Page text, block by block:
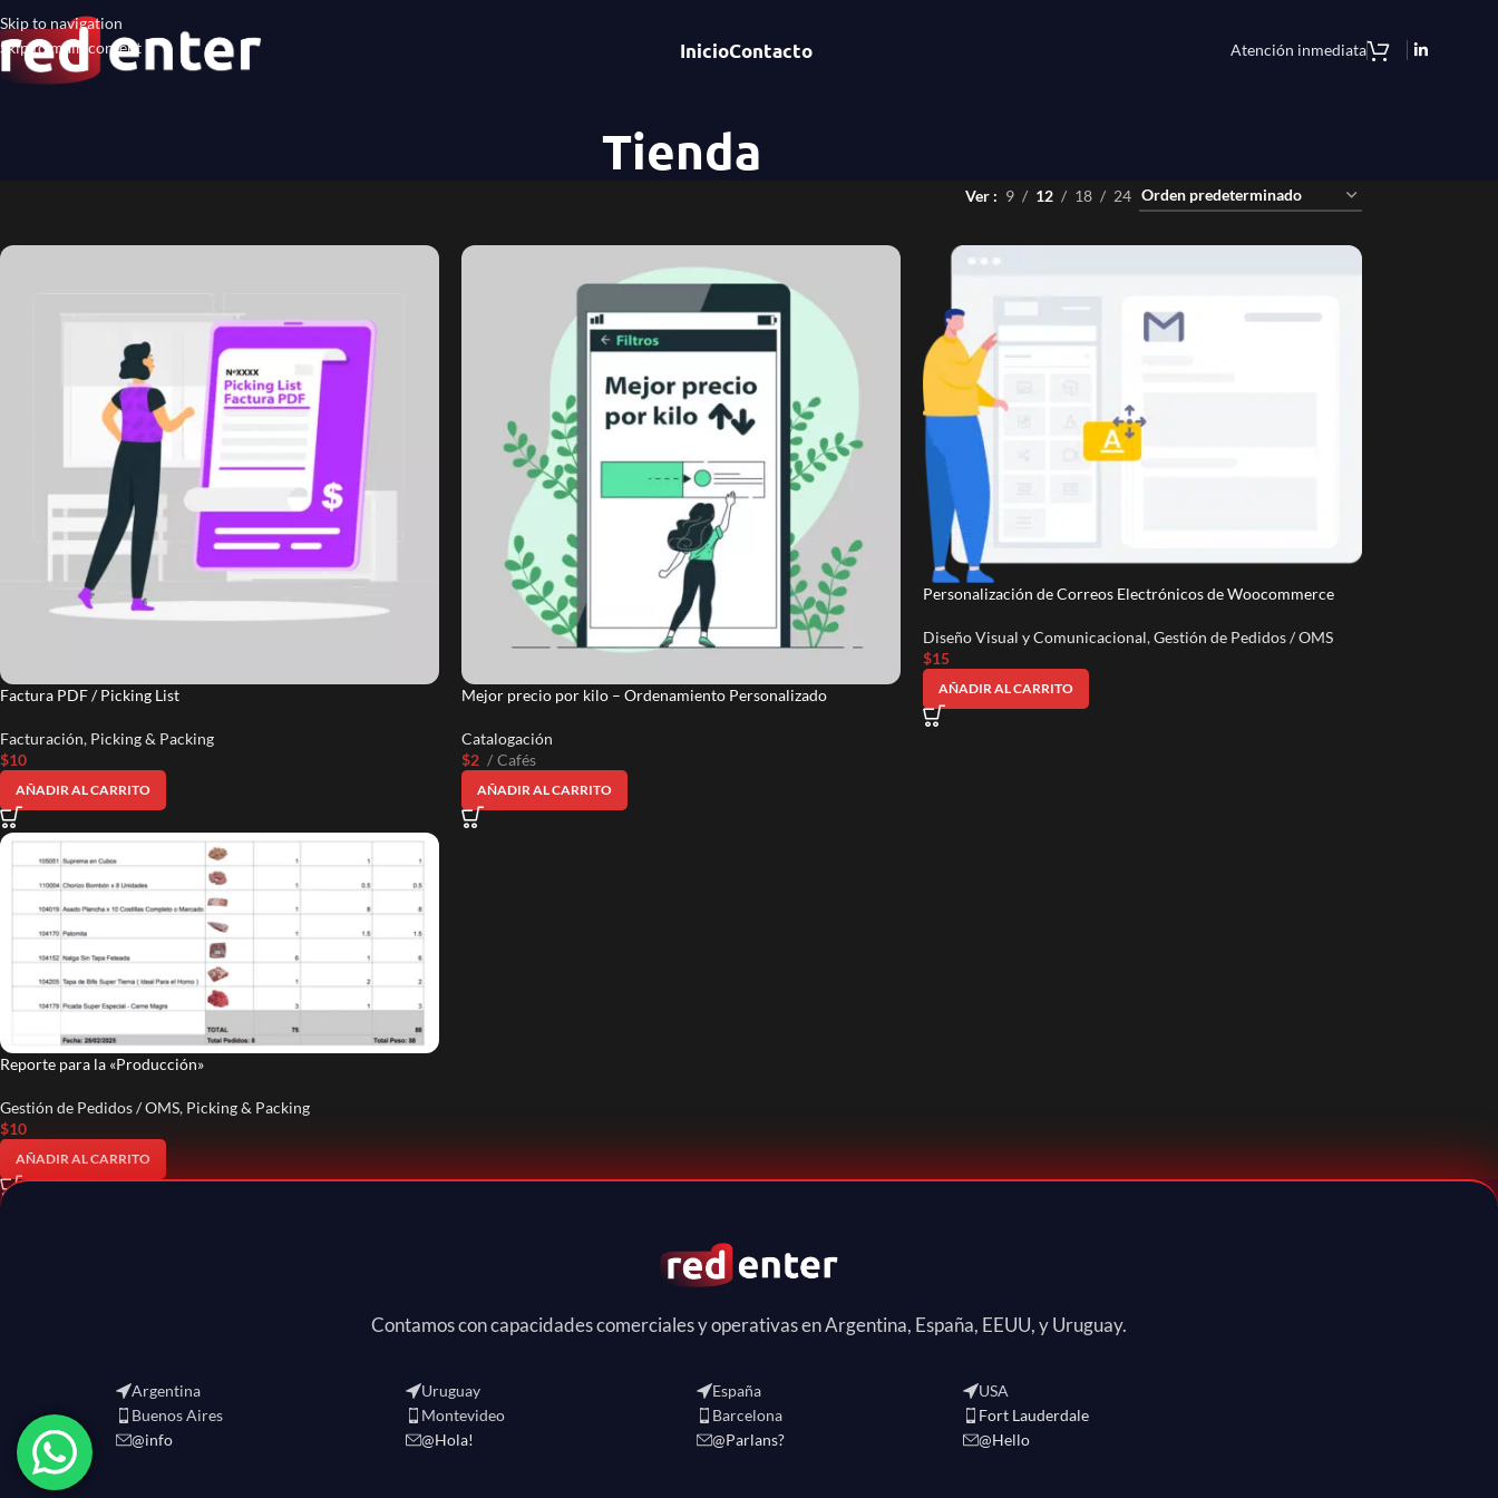
Skip to navigation
Skip to main content
InicioContacto Atención inmediata
Tienda
Ver 9 12 18 24
Factura PDF / Picking List
Facturación, Picking & Packing
$10
AÑADIR AL CARRITO
Mejor precio por kilo – Ordenamiento Personalizado
Catalogación
$2 Cafés
AÑADIR AL CARRITO
Personalización de Correos Electrónicos de Woocommerce
Diseño Visual y Comunicacional,Gestión de Pedidos / OMS
$15
AÑADIR AL CARRITO
Reporte para la «Producción»
Gestión de Pedidos / OMS, Picking & Packing
$10
AÑADIR AL CARRITO
Contamos con capacidades comerciales y operativas en Argentina, España, EEUU, y Uruguay.
Argentina
Buenos Aires
@info
Uruguay
Montevideo
@Hola!
España
Barcelona
@Parlans?
USA
Fort Lauderdale
@Hello